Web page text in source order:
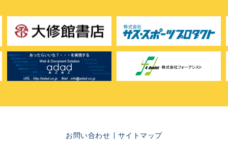
お問い合わせ サイトマップ